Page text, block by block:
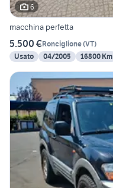
6
macchina perfetta
5.500 €Ronciglione(VT)
Usato
04/2005 16800 Km